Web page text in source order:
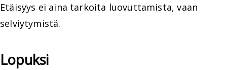
Etäisyys ei aina tarkoita luovuttamista, vaan
selviytymistä.
Lopuksi